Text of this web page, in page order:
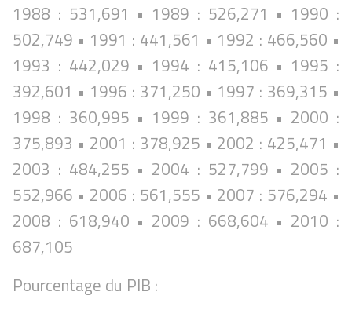
1988 : 531,691 • 1989 : 526,271 • 1990 :
502,749 • 1991 : 441,561 • 1992 : 466,560 •
1993 : 442,029 • 1994 : 415,106 • 1995 :
392,601 • 1996 : 371,250 • 1997 : 369,315 •
1998 : 360,995 • 1999 : 361,885 • 2000 :
375,893 • 2001 : 378,925 • 2002 : 425,471 •
2003 : 484,255 • 2004 : 527,799 • 2005 :
552,966 • 2006 : 561,555 • 2007 : 576,294 •
2008 : 618,940 • 2009 : 668,604 • 2010 :
687,105
Pourcentage du PIB :